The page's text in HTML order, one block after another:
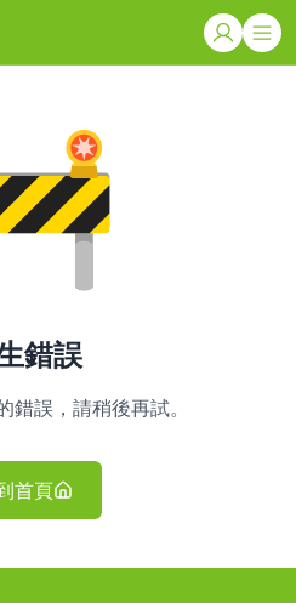
錯誤
錯誤，請稍後再試。
首頁